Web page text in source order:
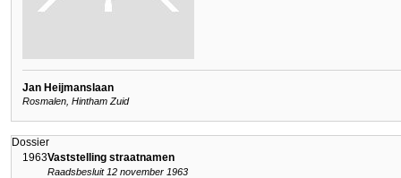
Jan Heijmanslaan
Rosmalen, Hintham Zuid
Dossier
1963Vaststelling straatnamen
Raadsbesluit 12 november 1963